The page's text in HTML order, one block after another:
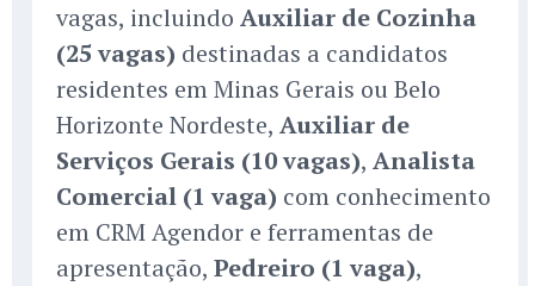
vagas, incluindo Auxiliar de Cozinha
(25 vagas) destinadas a candidatos
residentes em Minas Gerais ou Belo
Horizonte Nordeste, Auxiliar de
Serviços Gerais (10 vagas), Analista
Comercial (1 vaga) com conhecimento
em CRM Agendor e ferramentas de
apresentação, Pedreiro (1 vaga),